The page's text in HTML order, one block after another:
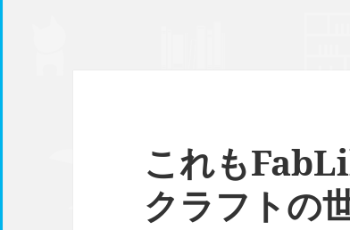
これも
クラフトの